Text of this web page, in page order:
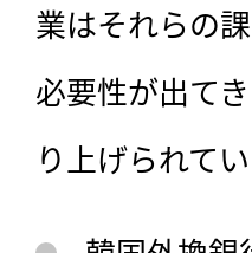
業はそれらの
必要性が出て
り上げられて